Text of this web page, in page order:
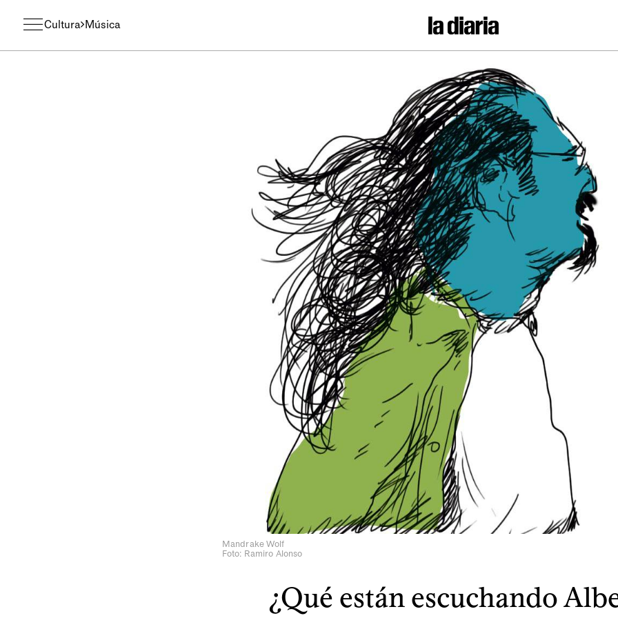
Cultura Música
Mandrake Wolf
Foto: Ramiro Alonso
¿Qué están escuchando